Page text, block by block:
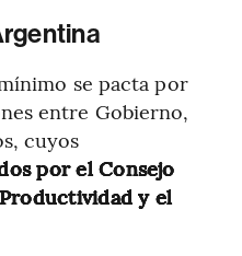
se pacta por
entre Gobierno,
cuyos
por el Consejo
y el